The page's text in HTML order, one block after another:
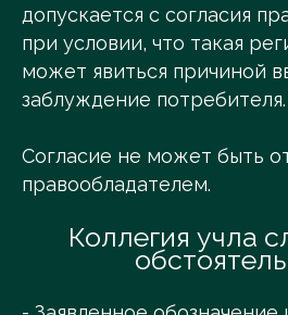
допускается с согласия
при условии, что такая
может явиться причиной
заблуждение потребителя.
Согласие не может быть
правообладателем.
Коллегия учла